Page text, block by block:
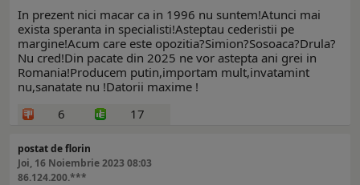
In prezent nici macar ca in 1996 nu suntem!Atunci mai
exista speranta in specialisti!Asteptau cederistii pe
margine!Acum care este opozitia?Simion?Sosoaca?Drula?
Nu cred!Din pacate din 2025 ne vor astepta ani grei in
Romania!Producem putin,importam mult,invatamint
nu,sanatate nu !Datorii maxime !
6
17
postat de florin
Joi, 16 Noiembrie 2023 08:03
86.124.200.***